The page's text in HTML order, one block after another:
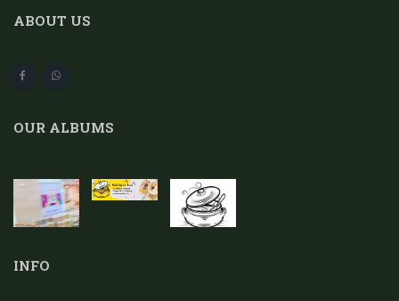
ABOUT US
OUR ALBUMS
INFO